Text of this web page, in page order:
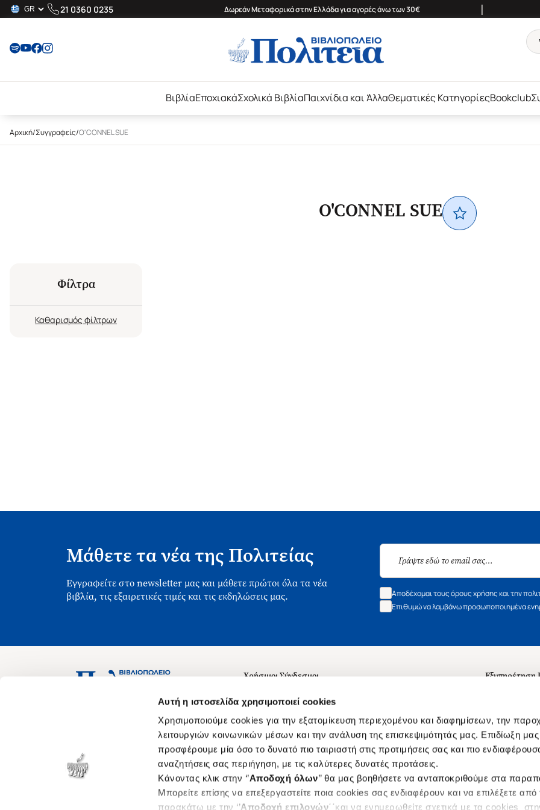
Αυτή η ιστοσελίδα χρησιμοποιεί cookies
Χρησιμοποιούμε cookies για την εξατομίκευση περιεχομένου και διαφημίσεων, την
λειτουργιών κοινωνικών μέσων και την ανάλυση της επισκεψιμότητάς μας. Επιδίωξη μας
προσφέρουμε μία όσο το δυνατό πιο ταιριαστή στις προτιμήσεις σας και πιο
αναζητήσεις σας περιήγηση, με τις καλύτερες δυνατές προτάσεις.
Κάνοντας κλικ στην ‘’Αποδοχή όλων’’ θα μας βοηθήσετε να ανταποκριθούμε στα
Μπορείτε επίσης να επεξεργαστείτε ποια cookies σας ενδιαφέρουν και να επιλέξετε από
παρακάτω με την ‘’Αποδοχή επιλογών΄΄και να ενημερωθείτε σχετικά με τα cookies
21 0360 0235 Δωρεάν Μεταφορικά στην Ελλάδα για αγορές άνω των 30€ |
ΒιβλίαΕποχιακάΣχολικά ΒιβλίαΠαιχνίδια και ΆλλαΘεματικές ΚατηγορίεςBookclub
Αρχική/Συγγραφείς/O'CONNEL SUE
O'CONNEL SUE
Φίλτρα
Καθαρισμός
Μάθετε τα νέα της Πολιτείας
Εγγραφείτε στο newsletter μας και μάθετε πρώτοι όλα τα νέα
βιβλία, τις εξαιρετικές τιμές και τις εκδηλώσεις μας.
Αποδέχομαι τους όρους χρήσης και την
Επιθυμώ να λαμβάνω προσωποποιημένα
Ασκληπιού 1-3, Αθήνα 106 79
Χρήσιμοι Σύνδεσμοι
Σχετικά με εμάς
Θέσεις Εργασίας
Οδηγίες για τις "Λίστες Επιθυμητών" και τη Βιβλιοθήκη
Οδηγίες Χρήσης Αναζήτησης
Νόμος Ενιαίας Τιμής Βιβλίων
Cookies
B2B
Δικαίωμα